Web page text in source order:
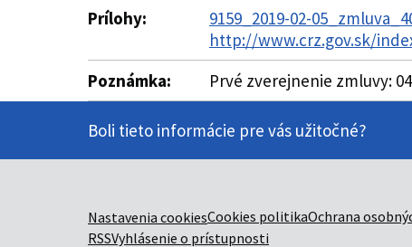
Prílohy:
9159_2019-02-
http://www.crz.gov.sk/
Poznámka:
Prvé zverejnenie zmluvy:
Boli tieto informácie pre vás užitočné?
Nastavenia cookiesCookies politikaOchrana
RSSVyhlásenie o prístupnosti